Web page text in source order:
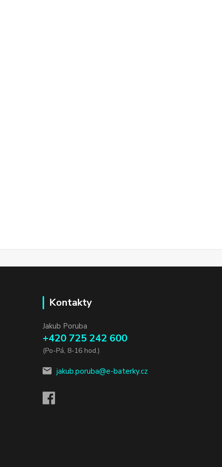
Kontakty
Jakub Poruba
+420 725 242 600
(Po-Pá, 8-16 hod.)
jakub.poruba@e-baterky.cz